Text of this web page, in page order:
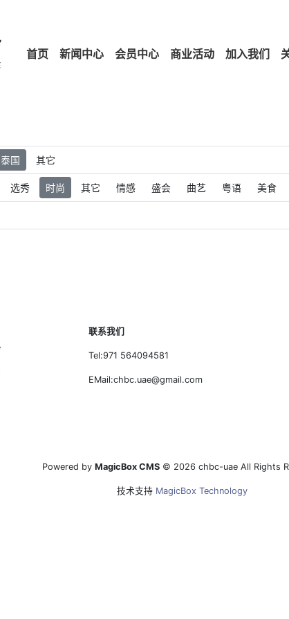
首页 新闻中心 会员中心 商业活动 加入我们
泰国 其它
选秀 时尚 其它 情感 盛会 曲艺 粤语 美食
联系我们
Tel:971 564094581
EMail:chbc.uae@gmail.com
Powered by MagicBox CMS © 2026 chbc-uae All Rights
技术支持 MagicBox Technology